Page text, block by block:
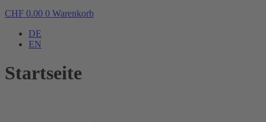
CHF 0.00 0 Warenkorb
DE
EN
Startseite